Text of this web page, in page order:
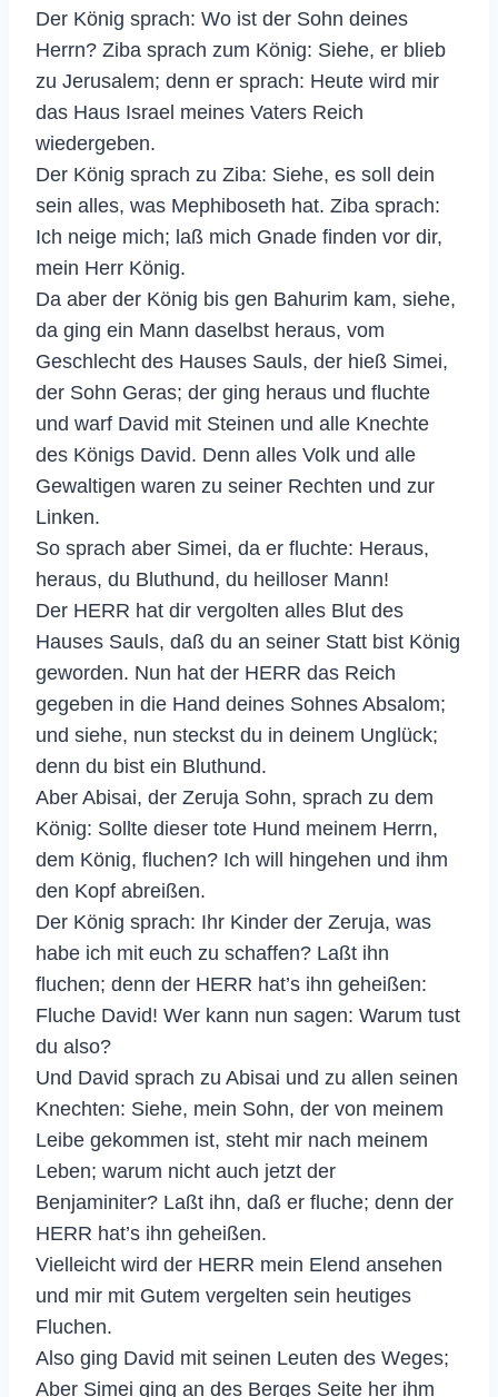
Der König sprach: Wo ist der Sohn deines
Herrn? Ziba sprach zum König: Siehe, er blieb
zu Jerusalem; denn er sprach: Heute wird mir
das Haus Israel meines Vaters Reich
wiedergeben.
Der König sprach zu Ziba: Siehe, es soll dein
sein alles, was Mephiboseth hat. Ziba sprach:
Ich neige mich; laß mich Gnade finden vor dir,
mein Herr König.
Da aber der König bis gen Bahurim kam, siehe,
da ging ein Mann daselbst heraus, vom
Geschlecht des Hauses Sauls, der hieß Simei,
der Sohn Geras; der ging heraus und fluchte
und warf David mit Steinen und alle Knechte
des Königs David. Denn alles Volk und alle
Gewaltigen waren zu seiner Rechten und zur
Linken.
So sprach aber Simei, da er fluchte: Heraus,
heraus, du Bluthund, du heilloser Mann!
Der HERR hat dir vergolten alles Blut des
Hauses Sauls, daß du an seiner Statt bist König
geworden. Nun hat der HERR das Reich
gegeben in die Hand deines Sohnes Absalom;
und siehe, nun steckst du in deinem Unglück;
denn du bist ein Bluthund.
Aber Abisai, der Zeruja Sohn, sprach zu dem
König: Sollte dieser tote Hund meinem Herrn,
dem König, fluchen? Ich will hingehen und ihm
den Kopf abreißen.
Der König sprach: Ihr Kinder der Zeruja, was
habe ich mit euch zu schaffen? Laßt ihn
fluchen; denn der HERR hat’s ihn geheißen:
Fluche David! Wer kann nun sagen: Warum tust
du also?
Und David sprach zu Abisai und zu allen seinen
Knechten: Siehe, mein Sohn, der von meinem
Leibe gekommen ist, steht mir nach meinem
Leben; warum nicht auch jetzt der
Benjaminiter? Laßt ihn, daß er fluche; denn der
HERR hat’s ihn geheißen.
Vielleicht wird der HERR mein Elend ansehen
und mir mit Gutem vergelten sein heutiges
Fluchen.
Also ging David mit seinen Leuten des Weges;
Aber Simei ging an des Berges Seite her ihm